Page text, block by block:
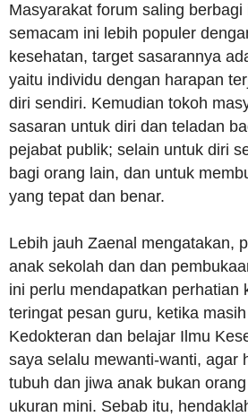
Masyarakat forum saling
semacam ini lebih populer
kesehatan, target sasarannya
yaitu individu dengan harapan
diri sendiri. Kemudian tokoh
sasaran untuk diri dan teladan
pejabat publik; selain untuk diri
bagi orang lain, dan untuk
yang tepat dan benar.
Lebih jauh Zaenal mengatakan,
anak sekolah dan dan
ini perlu mendapatkan perhatian
teringat pesan guru, ketika
Kedokteran dan belajar Ilmu
saya selalu mewanti-wanti, agar
tubuh dan jiwa anak bukan
ukuran mini. Sebab itu,